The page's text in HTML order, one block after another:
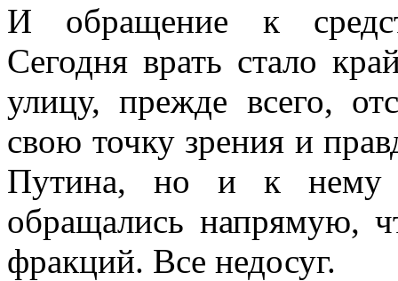
И обращение к
Сегодня врать стало
улицу, прежде всего,
свою точку зрения и
Путина, но и к нему
обращались напрямую,
фракций. Все недосуг.